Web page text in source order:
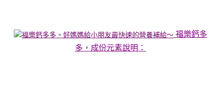
福樂鈣多
多，成份元素說明：